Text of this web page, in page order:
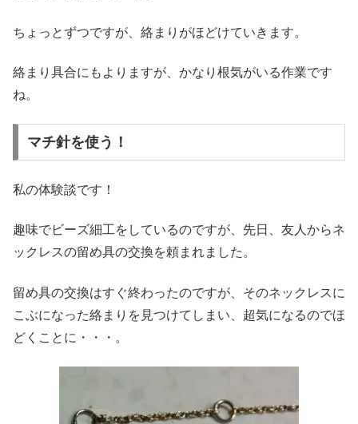
ちょっとずつですが、絡まりがほどけていきます。
絡まり具合にもよりますが、かなり根気がいる作業です
ね。
マチ針を使う！
私の体験談です！
趣味でビーズ細工をしているのですが、先日、友人からネ
ックレスの留め具の交換を頼まれました。
留め具の交換はすぐ終わったのですが、そのネックレスに
こぶになった絡まりを見つけてしまい、超気になるのでほ
どくことに・・・。